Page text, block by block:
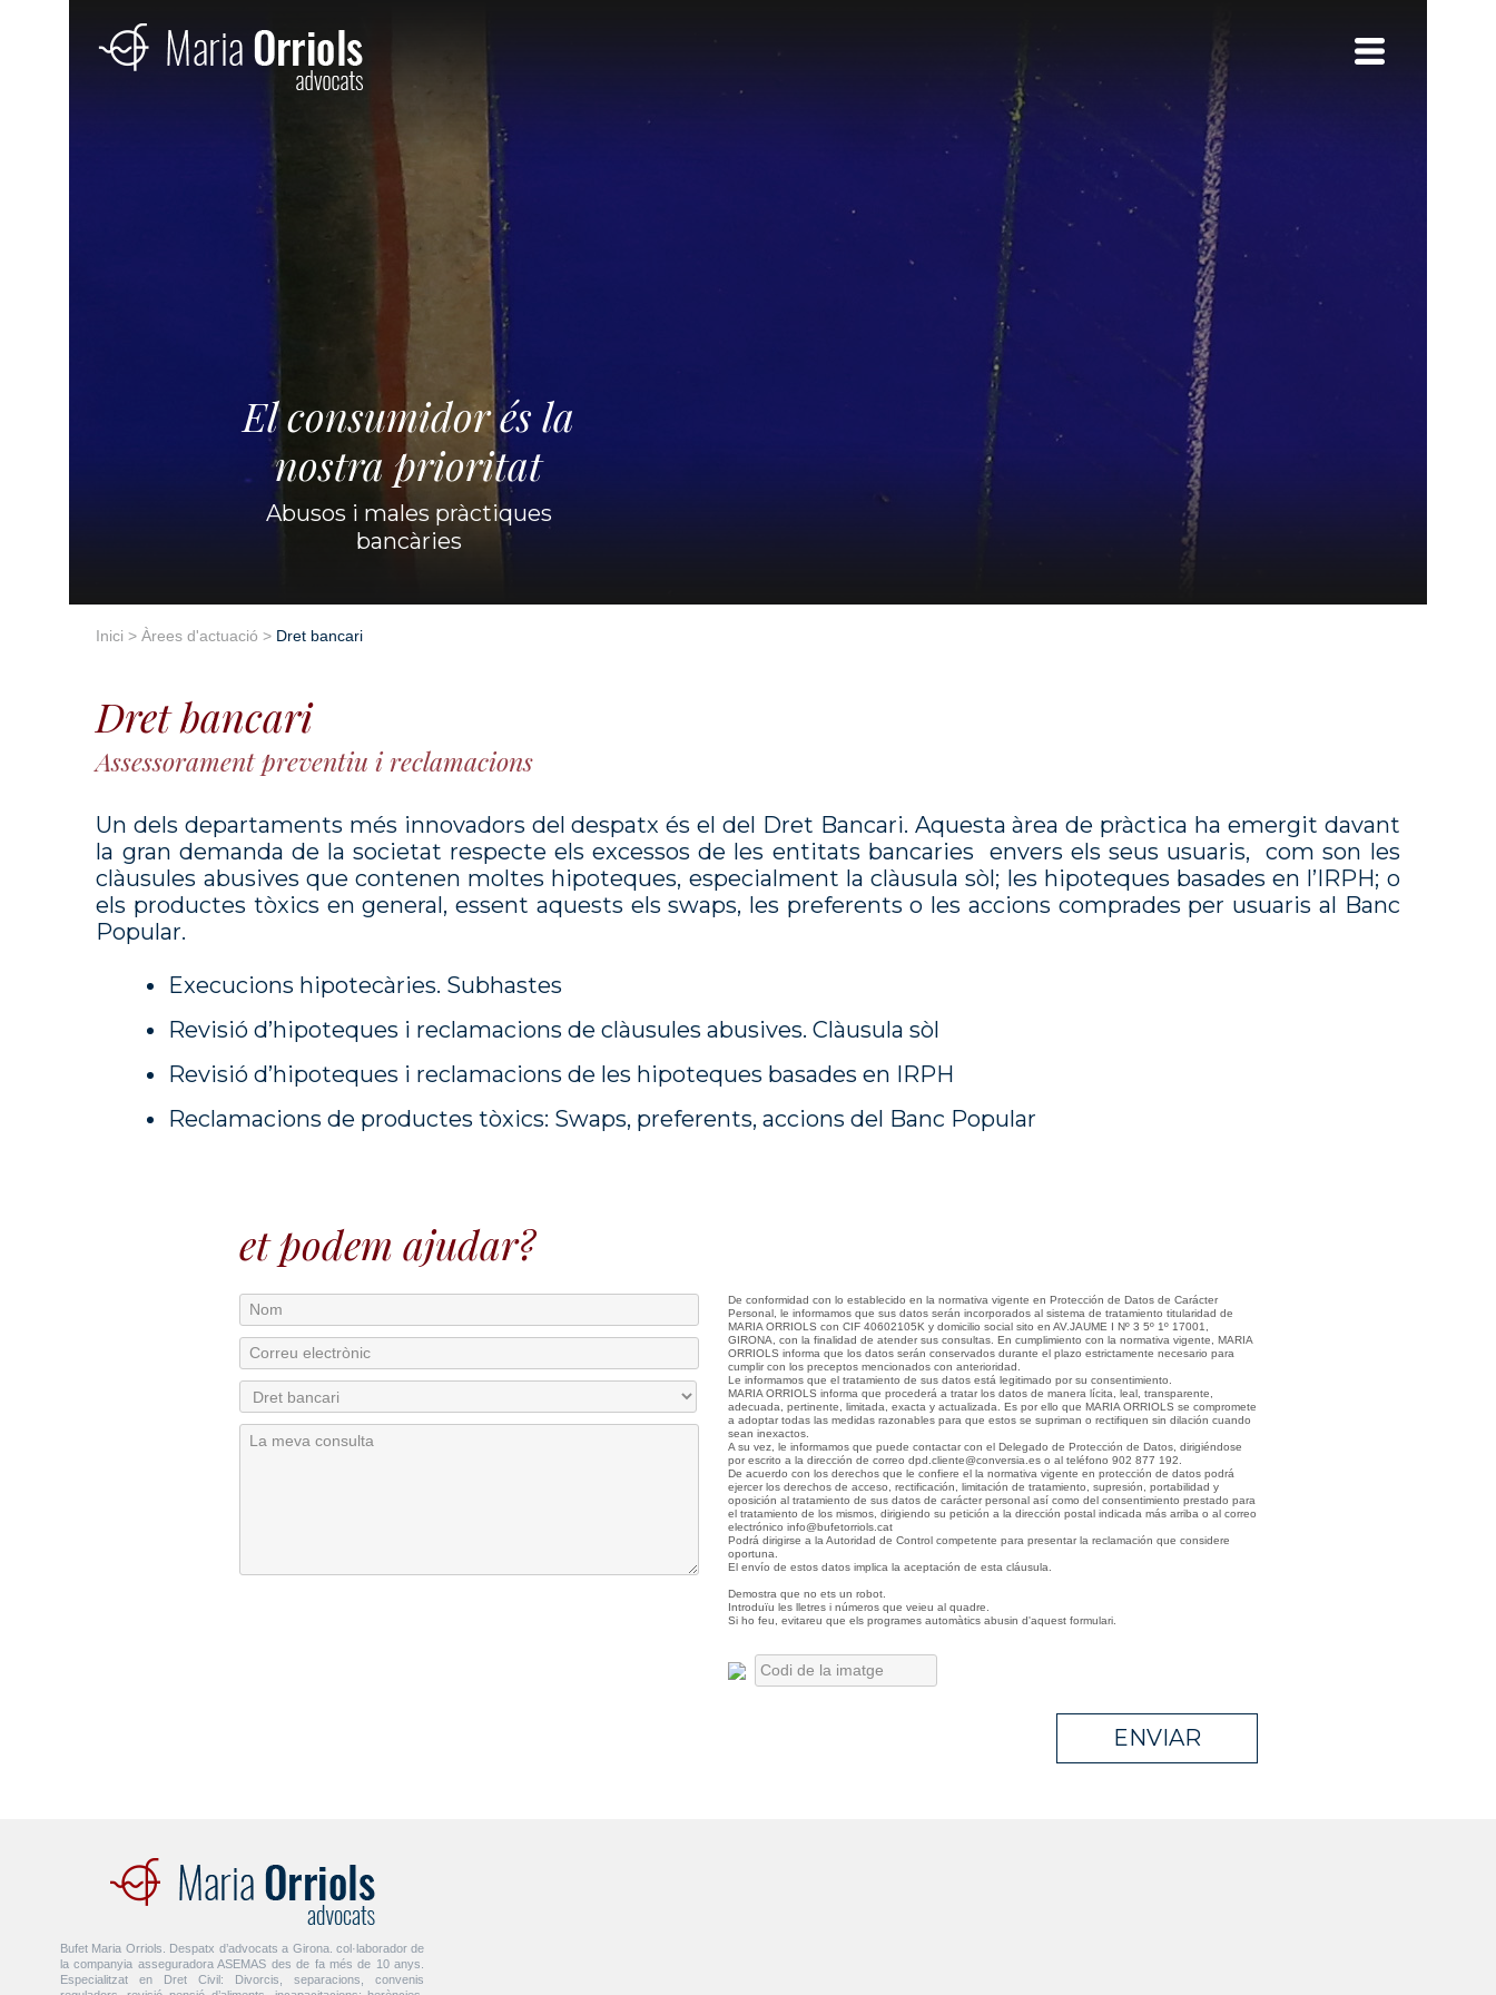
El consumidor és la
nostra prioritat
Abusos i males pràctiques
bancàries
Inici >Àrees d'actuació > Dret bancari
Dret bancari
Assessorament preventiu i reclamacions
Un dels departaments més innovadors del despatx és el del Dret Bancari. Aquesta àrea de pràctica ha emergit davant
la gran demanda de la societat respecte els excessos de les entitats bancaries envers els seus usuaris, com son les
clàusules abusives que contenen moltes hipoteques, especialment la clàusula sòl; les hipoteques basades en l’IRPH; o
els productes tòxics en general, essent aquests els swaps, les preferents o les accions comprades per usuaris al Banc
Popular.
Execucions hipotecàries. Subhastes
Revisió d’hipoteques i reclamacions de clàusules abusives. Clàusula sòl
Revisió d’hipoteques i reclamacions de les hipoteques basades en IRPH
Reclamacions de productes tòxics: Swaps, preferents, accions del Banc Popular
et podem ajudar?
De conformidad con lo establecido en la normativa vigente en Protección de Datos de Carácter
Personal, le informamos que sus datos serán incorporados al sistema de tratamiento titularidad de
MARIA ORRIOLS con CIF 40602105K y domicilio social sito en AV.JAUME I Nº 3 5º 1º 17001,
GIRONA, con la finalidad de atender sus consultas. En cumplimiento con la normativa vigente, MARIA
ORRIOLS informa que los datos serán conservados durante el plazo estrictamente necesario para
cumplir con los preceptos mencionados con anterioridad.
Le informamos que el tratamiento de sus datos está legitimado por su consentimiento.
MARIA ORRIOLS informa que procederá a tratar los datos de manera lícita, leal, transparente,
adecuada, pertinente, limitada, exacta y actualizada. Es por ello que MARIA ORRIOLS se compromete
a adoptar todas las medidas razonables para que estos se supriman o rectifiquen sin dilación cuando
sean inexactos.
A su vez, le informamos que puede contactar con el Delegado de Protección de Datos, dirigiéndose
por escrito a la dirección de correo dpd.cliente@conversia.es o al teléfono 902 877 192.
De acuerdo con los derechos que le confiere el la normativa vigente en protección de datos podrá
ejercer los derechos de acceso, rectificación, limitación de tratamiento, supresión, portabilidad y
oposición al tratamiento de sus datos de carácter personal así como del consentimiento prestado para
el tratamiento de los mismos, dirigiendo su petición a la dirección postal indicada más arriba o al correo
electrónico info@bufetorriols.cat
Podrá dirigirse a la Autoridad de Control competente para presentar la reclamación que considere
oportuna.
El envío de estos datos implica la aceptación de esta cláusula.
Demostra que no ets un robot.
Introduïu les lletres i números que veieu al quadre.
Si ho feu, evitareu que els programes automàtics abusin d'aquest formulari.
ENVIAR
Bufet Maria Orriols. Despatx d’advocats a Girona. col·laborador de
la companyia asseguradora ASEMAS des de fa més de 10 anys.
Especialitzat en Dret Civil: Divorcis, separacions, convenis